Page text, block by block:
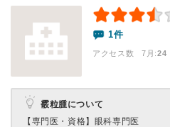
1件
アクセス数 7月:24
霰粒腫について
【専門医・資格】 眼科専門医